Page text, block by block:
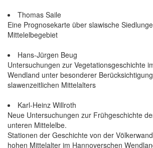
Thomas Saile
Eine Prognosekarte über slawische
Mittelelbegebiet
Hans-Jürgen Beug
Untersuchungen zur Vegetationsgeschichte
Wendland unter besonderer
slawenzeitlichen Mittelalters
Karl-Heinz Willroth
Neue Untersuchungen zur Frühgeschichte
unteren Mittelelbe.
Stationen der Geschichte von der
hohen Mittelalter im Hannoverschen